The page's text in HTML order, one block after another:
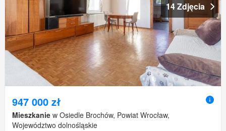
14 Zdjęcia
947 000 zł
Mieszkanie w Osiedle Brochów, Powiat Wrocław,
Województwo dolnośląskie